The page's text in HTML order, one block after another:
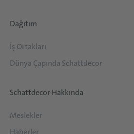
Dağıtım
İş Ortakları
Dünya Çapında Schattdecor
Schattdecor Hakkında
Meslekler
Haberler